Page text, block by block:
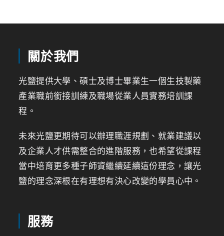
關於我們
光鹽提供大學、碩士及博士畢業生一個生技製藥
產業職前銜接訓練及職場從業人員實務培訓課
程。
未來光鹽更期待可以辦理職涯規劃、就業建議以
及企業人才供需整合的進階服務，也希望從課程
當中培育更多種子師資繼續延續這份理念，讓光
鹽的理念深根在有理想有決心改變的學員心中。
服務